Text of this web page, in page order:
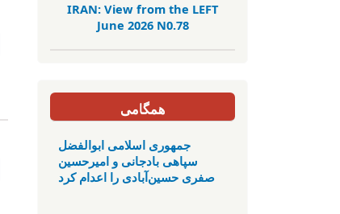
IRAN: View from the LEFT
June 2026 N0.78
همگامی
جمهوری اسلامی ابوالفضل
سپاهی بادجانی و امیرحسین
صفری حسین‌آبادی را اعدام کرد